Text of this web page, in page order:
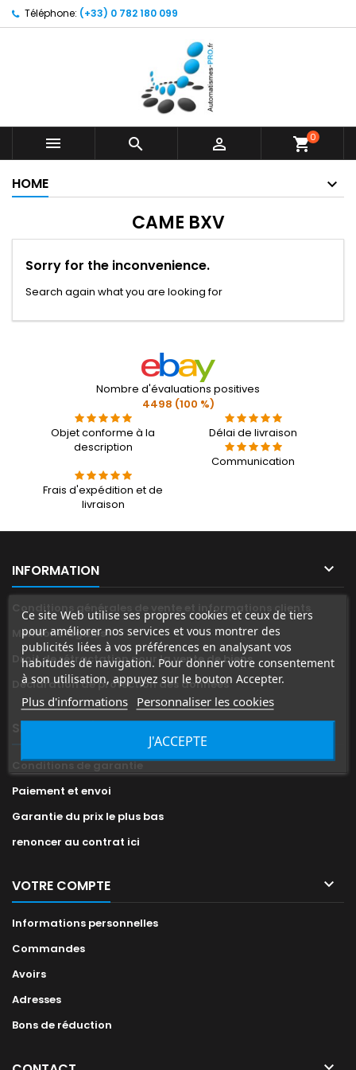
Téléphone: (+33) 0 782 180 099
   shopping_cart0
HOME
CAME BXV
Sorry for the inconvenience.
Search again what you are looking for
Nombre d'évaluations positives
4498 (100 %)
Objet conforme à la
description
Délai de livraison
Communication
Frais d'expédition et de
livraison
INFORMATION 
Conditions générales de vente et informations clients
Mentions légales
Droit de rétractation pour la vente de biens
Déclaration de protection des données

Conditions de garantie
Paiement et envoi
Garantie du prix le plus bas
renoncer au contrat ici
VOTRE COMPTE 
Informations personnelles
Commandes
Avoirs
Adresses
Bons de réduction
Ce site Web utilise ses propres cookies et ceux de tiers
pour améliorer nos services et vous montrer des
publicités liées à vos préférences en analysant vos
habitudes de navigation. Pour donner votre consentement
à son utilisation, appuyez sur le bouton Accepter.
Plus d'informations Personnaliser les cookies
J'ACCEPTE